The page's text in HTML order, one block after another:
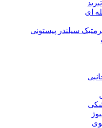
ای
سیلندر پیستونی